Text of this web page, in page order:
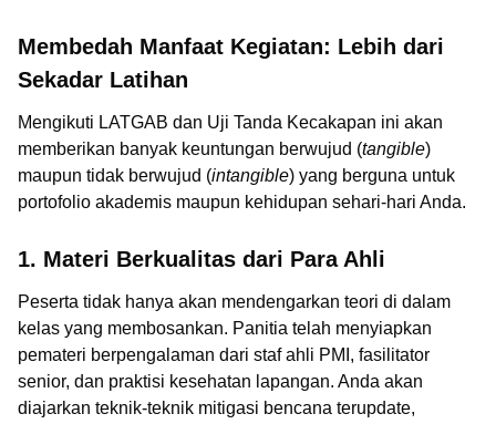
Membedah Manfaat Kegiatan: Lebih dari
Sekadar Latihan
Mengikuti LATGAB dan Uji Tanda Kecakapan ini akan
memberikan banyak keuntungan berwujud (tangible)
maupun tidak berwujud (intangible) yang berguna untuk
portofolio akademis maupun kehidupan sehari-hari Anda.
1. Materi Berkualitas dari Para Ahli
Peserta tidak hanya akan mendengarkan teori di dalam
kelas yang membosankan. Panitia telah menyiapkan
pemateri berpengalaman dari staf ahli PMI, fasilitator
senior, dan praktisi kesehatan lapangan. Anda akan
diajarkan teknik-teknik mitigasi bencana terupdate,